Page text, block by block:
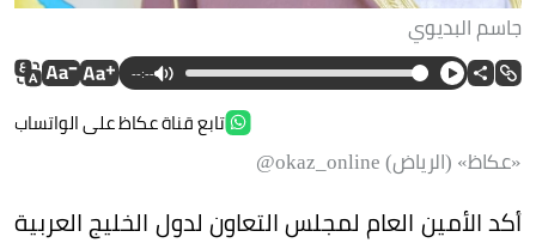
جاسم البديوي
--:--
تابع قناة عكاظ على الواتساب
«عكاظ» (الرياض) okaz_online@
أكد الأمين العام لمجلس التعاون لدول الخليج العربية